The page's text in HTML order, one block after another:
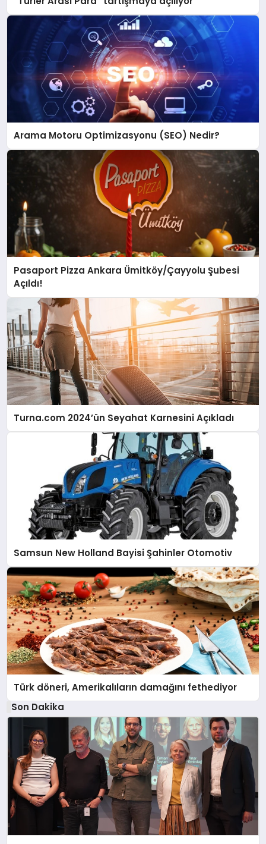
Arama Motoru Optimizasyonu (SEO) Nedir?
Pasaport Pizza Ankara Ümitköy/Çayyolu Şubesi
Açıldı!
Turna.com 2024’ün Seyahat Karnesini Açıkladı
Samsun New Holland Bayisi Şahinler Otomotiv
Türk döneri, Amerikalıların damağını fethediyor
Son Dakika